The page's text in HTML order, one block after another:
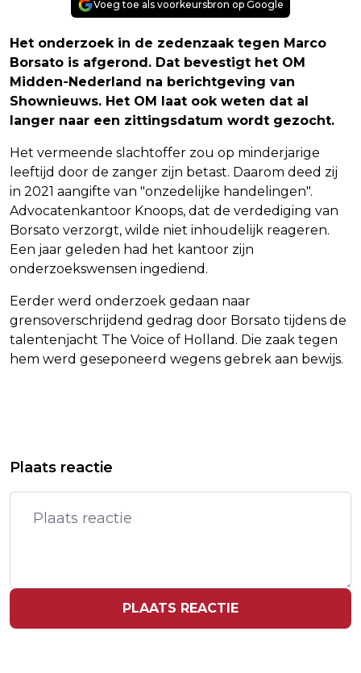
Voeg toe als voorkeursbron op Google
Het onderzoek in de zedenzaak tegen Marco
Borsato is afgerond. Dat bevestigt het OM
Midden-Nederland na berichtgeving van
Shownieuws. Het OM laat ook weten dat al
langer naar een zittingsdatum wordt gezocht.
Het vermeende slachtoffer zou op minderjarige
leeftijd door de zanger zijn betast. Daarom deed zij
in 2021 aangifte van "onzedelijke handelingen".
Advocatenkantoor Knoops, dat de verdediging van
Borsato verzorgt, wilde niet inhoudelijk reageren.
Een jaar geleden had het kantoor zijn
onderzoekswensen ingediend.
Eerder werd onderzoek gedaan naar
grensoverschrijdend gedrag door Borsato tijdens de
talentenjacht The Voice of Holland. Die zaak tegen
hem werd geseponeerd wegens gebrek aan bewijs.
PALESTIJNSE STAAT BELONING VOOR
BAYERN-DOELMAN NEUER MIST OOK
TWEEDE DUEL MET INTERNAZIONALE
Plaats reactie
PLAATS REACTIE